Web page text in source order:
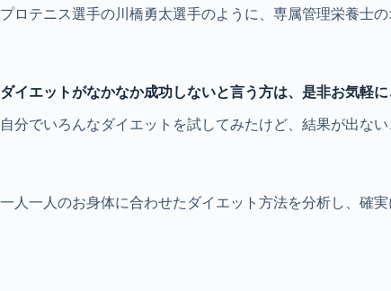
プロテニス選手の川橋勇太選手のように、専属管理栄養士
ダイエットがなかなか成功しないと言う方は、是非お気軽に
自分でいろんなダイエットを試してみたけど、結果が出な
一人一人のお身体に合わせたダイエット方法を分析し、確実